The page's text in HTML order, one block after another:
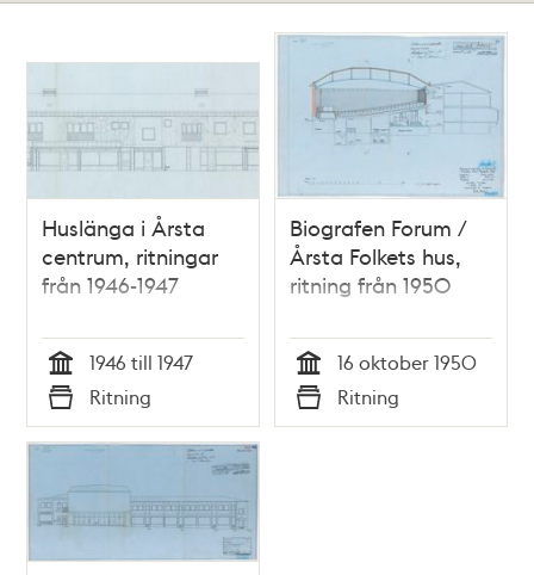
Huslänga i Årsta
centrum, ritningar
från 1946-1947
Tid
1946 till 1947
Typ
Ritning
Biografen Forum /
Årsta Folkets hus,
ritning från 1950
Tid
16 oktober 1950
Typ
Ritning